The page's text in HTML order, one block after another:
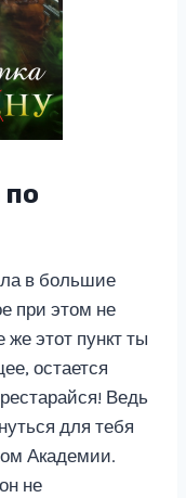
по
в большие
при этом не
же этот пункт ты
остается
Ведь
для тебя
Академии.
не